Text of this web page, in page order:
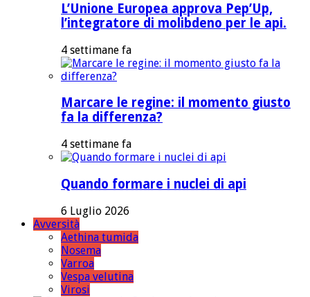
L’Unione Europea approva Pep’Up,
l’integratore di molibdeno per le api.
4 settimane fa
Marcare le regine: il momento giusto
fa la differenza?
4 settimane fa
Quando formare i nuclei di api
6 Luglio 2026
Avversità
Aethina tumida
Nosema
Varroa
Vespa velutina
Virosi